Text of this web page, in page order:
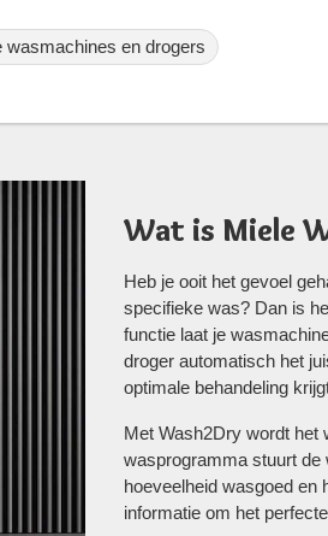
wasmachines en drogers
Wat is Miele
Heb je ooit het gevoel
specifieke was? Dan is
functie laat je
droger automatisch het
optimale behandeling
Met Wash2Dry wordt het
wasprogramma stuurt de
hoeveelheid wasgoed en
informatie om het